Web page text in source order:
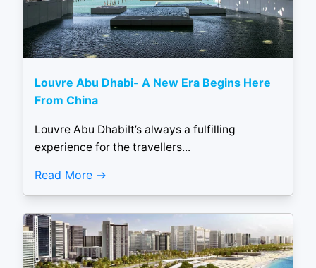
Louvre Abu Dhabi- A New Era Begins Here
From China
Louvre Abu DhabiIt’s always a fulfilling
experience for the travellers...
Read More